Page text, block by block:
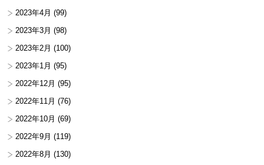
2023年4月 (99)
2023年3月 (98)
2023年2月 (100)
2023年1月 (95)
2022年12月 (95)
2022年11月 (76)
2022年10月 (69)
2022年9月 (119)
2022年8月 (130)